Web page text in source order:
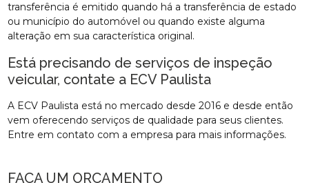
transferência é emitido quando há a transferência de estado
ou município do automóvel ou quando existe alguma
alteração em sua característica original.
Está precisando de serviços de inspeção
veicular, contate a ECV Paulista
A ECV Paulista está no mercado desde 2016 e desde então
vem oferecendo serviços de qualidade para seus clientes.
Entre em contato com a empresa para mais informações.
FAÇA UM ORÇAMENTO